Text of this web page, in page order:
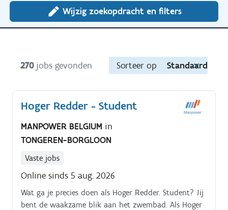
Wijzig zoekopdracht en filters
270 jobs gevonden Sorteer op Standaard
Hoger Redder - Student
MANPOWER BELGIUM in
TONGEREN-BORGLOON
Vaste jobs
Online sinds 5 aug. 2026
Wat ga je precies doen als Hoger Redder. Student? Jij
bent de waakzame blik aan het zwembad. Als Hoger